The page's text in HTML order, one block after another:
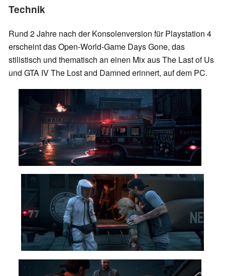
Technik
Rund 2 Jahre nach der Konsolenversion für Playstation 4
erscheint das Open-World-Game Days Gone, das
stilistisch und thematisch an einen Mix aus The Last of Us
und GTA IV The Lost and Damned erinnert, auf dem PC.